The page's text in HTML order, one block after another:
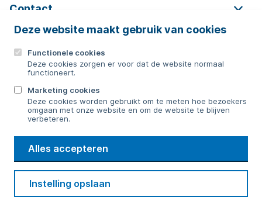
Deze website maakt gebruik van cookies
Functionele cookies
Deze cookies zorgen er voor dat de website normaal
functioneert.
Marketing cookies
Deze cookies worden gebruikt om te meten hoe bezoekers
omgaan met onze website en om de website te blijven
verbeteren.
Alles accepteren
Instelling opslaan
Contact
Contact
Bericht sturen
WMD
Drinkwater
Cookie voorkeuren
Privacy Disclaimer